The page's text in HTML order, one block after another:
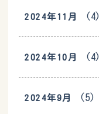
2024年11月 (4)
2024年10月 (4)
2024年9月 (5)